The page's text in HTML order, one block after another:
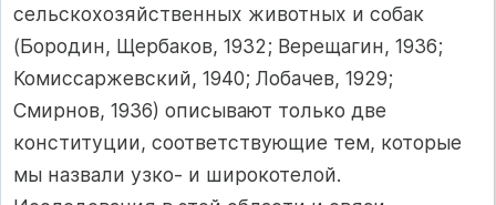
сельскохозяйственных животных и собак
(Бородин, Щербаков, 1932; Верещагин, 1936;
Комиссаржевский, 1940; Лобачев, 1929;
Смирнов, 1936) описывают только две
конституции, соответствующие тем, которые
мы назвали узко- и широкотелой.